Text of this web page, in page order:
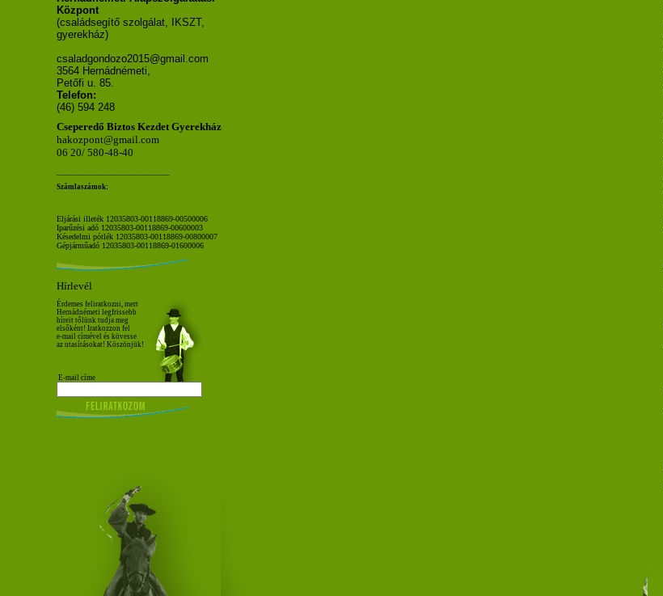
Központ
(családsegítő szolgálat, IKSZT,
gyerekház)
csaladgondozo2015@gmail.com
3564 Hernádnémeti,
Petőfi u. 85.
Telefon:
(46) 594 248
Cseperedő Biztos Kezdet Gyerekház
hakozpont@gmail.com
06 20/ 580-48-40
Számlaszámok:
Eljárási illeték 12035803-00118869-00500006
Iparűzési adó 12035803-00118869-00600003
Késedelmi pótlék 12035803-00118869-00800007
Gépjárműadó 12035803-00118869-01600006
Hírlevél
Érdemes feliratkozni, mert
Hernádnémeti legfrissebb
híreit tőlünk tudja meg
elsőként! Iratkozzon fel
e-mail címével és kövesse
az utasításokat! Köszönjük!
E-mail címe